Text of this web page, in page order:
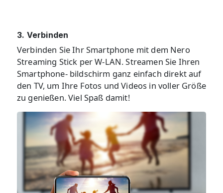
3. Verbinden
Verbinden Sie Ihr Smartphone mit dem Nero
Streaming Stick per W-LAN. Streamen Sie Ihren
Smartphone- bildschirm ganz einfach direkt auf
den TV, um Ihre Fotos und Videos in voller Größe
zu genießen. Viel Spaß damit!